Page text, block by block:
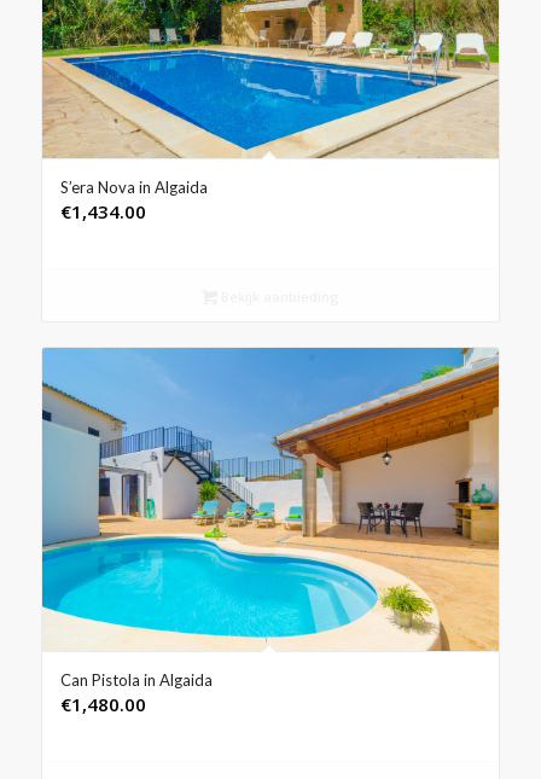
S’era Nova in Algaida
€1,434.00
Can Pistola in Algaida
€1,480.00